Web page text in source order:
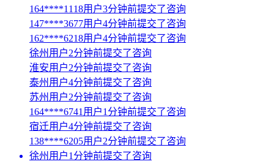
164****1118用户3分钟前提交了咨询
147****3677用户4分钟前提交了咨询
162****6218用户4分钟前提交了咨询
徐州用户2分钟前提交了咨询
淮安用户2分钟前提交了咨询
泰州用户4分钟前提交了咨询
苏州用户2分钟前提交了咨询
164****6741用户1分钟前提交了咨询
宿迁用户4分钟前提交了咨询
138****6205用户2分钟前提交了咨询
徐州用户1分钟前提交了咨询